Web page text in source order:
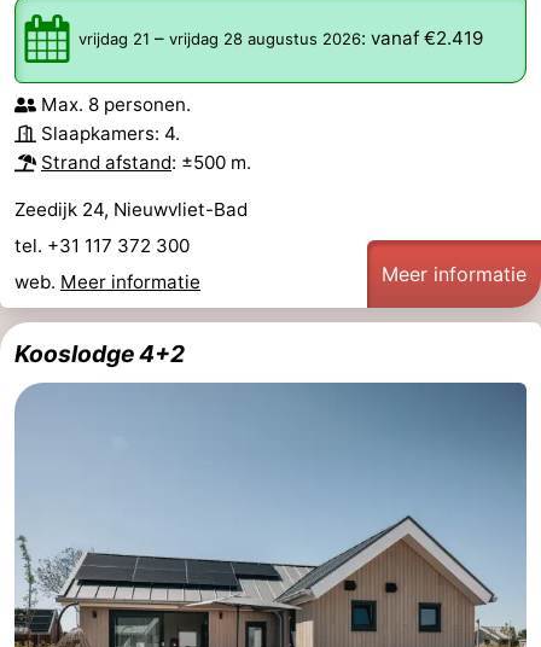
vrijdag 21 – vrijdag 28 augustus 2026: vanaf €2.419
Max. 8 personen.
Slaapkamers: 4.
Strand afstand: ±500 m.
Zeedijk 24, Nieuwvliet-Bad
tel. +31 117 372 300
web. Meer informatie Meer informatie
Kooslodge 4+2